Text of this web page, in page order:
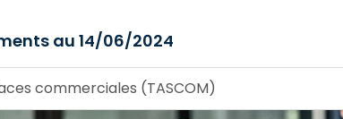
au 14/06/2024
commerciales (TASCOM)